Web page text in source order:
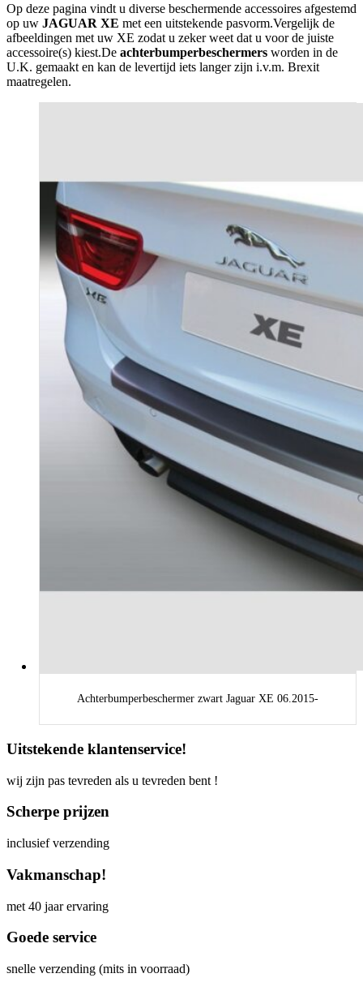
Op deze pagina vindt u diverse beschermende accessoires afgestemd
op uw JAGUAR XE met een uitstekende pasvorm.Vergelijk de
afbeeldingen met uw XE zodat u zeker weet dat u voor de juiste
accessoire(s) kiest.De achterbumperbeschermers worden in de
U.K. gemaakt en kan de levertijd iets langer zijn i.v.m. Brexit
maatregelen.
Achterbumperbeschermer zwart Jaguar XE 06.2015-
Uitstekende klantenservice!
wij zijn pas tevreden als u tevreden bent !
Scherpe prijzen
inclusief verzending
Vakmanschap!
met 40 jaar ervaring
Goede service
snelle verzending (mits in voorraad)